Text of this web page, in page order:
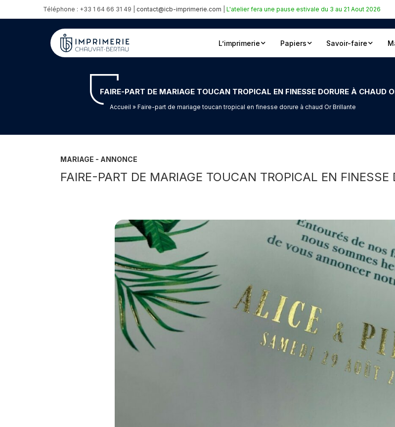
Téléphone : +33 1 64 66 31 49 | contact@icb-imprimerie.com L'atelier fera une pause estivale du 3 au 21 Aout 2026
L’imprimerie Papiers Savoir-faire
FAIRE-PART DE MARIAGE TOUCAN TROPICAL EN FINESSE DORURE À CHAUD
Accueil » Faire-part de mariage toucan tropical en finesse dorure à chaud Or Brillante
MARIAGE - ANNONCE
FAIRE-PART DE MARIAGE TOUCAN TROPICAL EN